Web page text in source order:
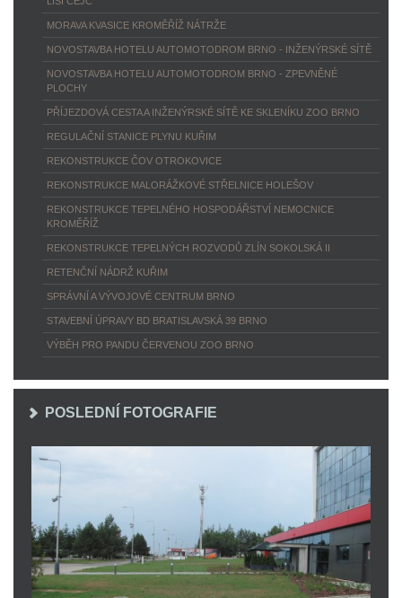
MORAVA KVASICE KROMĚŘÍŽ NÁTRŽE
NOVOSTAVBA HOTELU AUTOMOTODROM BRNO - INŽENÝRSKÉ SÍTĚ
NOVOSTAVBA HOTELU AUTOMOTODROM BRNO - ZPEVNĚNÉ
PLOCHY
PŘÍJEZDOVÁ CESTA A INŽENÝRSKÉ SÍTĚ KE SKLENÍKU ZOO BRNO
REGULAČNÍ STANICE PLYNU KUŘIM
REKONSTRUKCE ČOV OTROKOVICE
REKONSTRUKCE MALORÁŽKOVÉ STŘELNICE HOLEŠOV
REKONSTRUKCE TEPELNÉHO HOSPODÁŘSTVÍ NEMOCNICE
KROMĚŘÍŽ
REKONSTRUKCE TEPELNÝCH ROZVODŮ ZLÍN SOKOLSKÁ II
RETENČNÍ NÁDRŽ KUŘIM
SPRÁVNÍ A VÝVOJOVÉ CENTRUM BRNO
STAVEBNÍ ÚPRAVY BD BRATISLAVSKÁ 39 BRNO
VÝBĚH PRO PANDU ČERVENOU ZOO BRNO
POSLEDNÍ FOTOGRAFIE